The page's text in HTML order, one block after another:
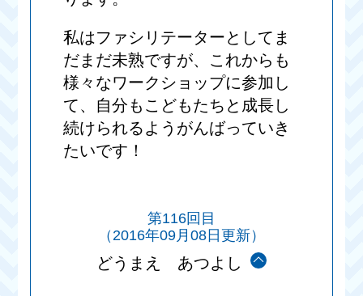
私はファシリテーターとしてま
だまだ未熟ですが、これからも
様々なワークショップに参加し
て、自分もこどもたちと成長し
続けられるようがんばっていき
たいです！
第116回目
（2016年09月08日更新）
どうまえ あつよし